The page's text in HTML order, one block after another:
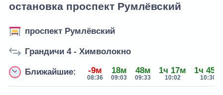
остановка проспект Румлёвский
проспект Румлёвский
Грандичи 4 - Химволокно
Ближайшие: -9м
08:36
18м
09:03
48м
09:33
1ч 17м
10:02
1ч 45м
10:30